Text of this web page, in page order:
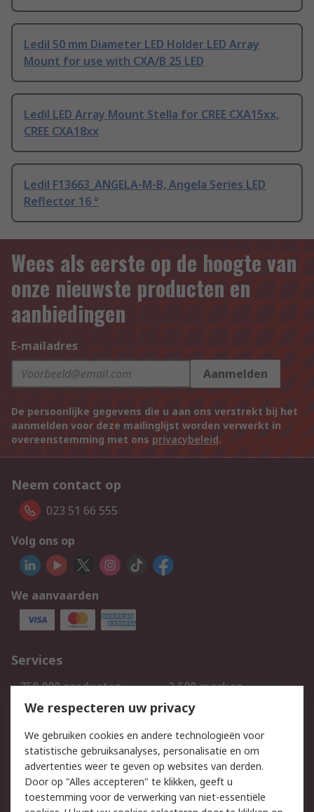
Ledil 50 mm Diameter LED Holder LED Array
Mount for use with CXA/B 25 LED
Ledil LED Array Mount Stella for CREE CXA15xx,
CREE CXA18xx
Ledil F13663_ANGELA-M-B, Angela Series LED
Reflector 16 °
Wees als eerste op de hoogte van
onze nieuwste producten en
aanbiedingen
E-mailadres
Aanmelden
De persoonlijke gegevens die u aan ons verstrekt bij het
aanmelden voor deze mailinglijst worden verwerkt in
overeenstemming met ons privacybeleid.
Neem contact op
023 51 66 555
Volg ons op
We aanvaarden
Services
750.000 producten
2.500 merken
Bestellen
Inkoopoplossingen
Track & Trace
Wettelijk
Cookiebeleid Email veiligheid
We respecteren uw privacy
We gebruiken cookies en andere technologieën voor
statistische gebruiksanalyses, personalisatie en om
advertenties weer te geven op websites van derden.
Door op "Alles accepteren" te klikken, geeft u
toestemming voor de verwerking van niet-essentiële